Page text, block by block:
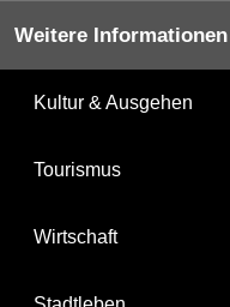
Weitere Informationen
Kultur & Ausgehen
Tourismus
Wirtschaft